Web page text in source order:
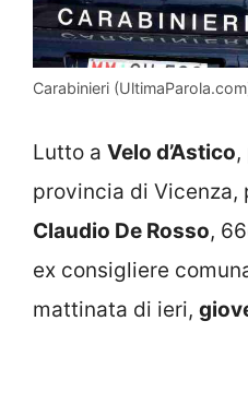
Carabinieri
Lutto a Velo d’Astico
provincia di Vicenza,
Claudio De Rosso,
ex consigliere
mattinata di ieri,